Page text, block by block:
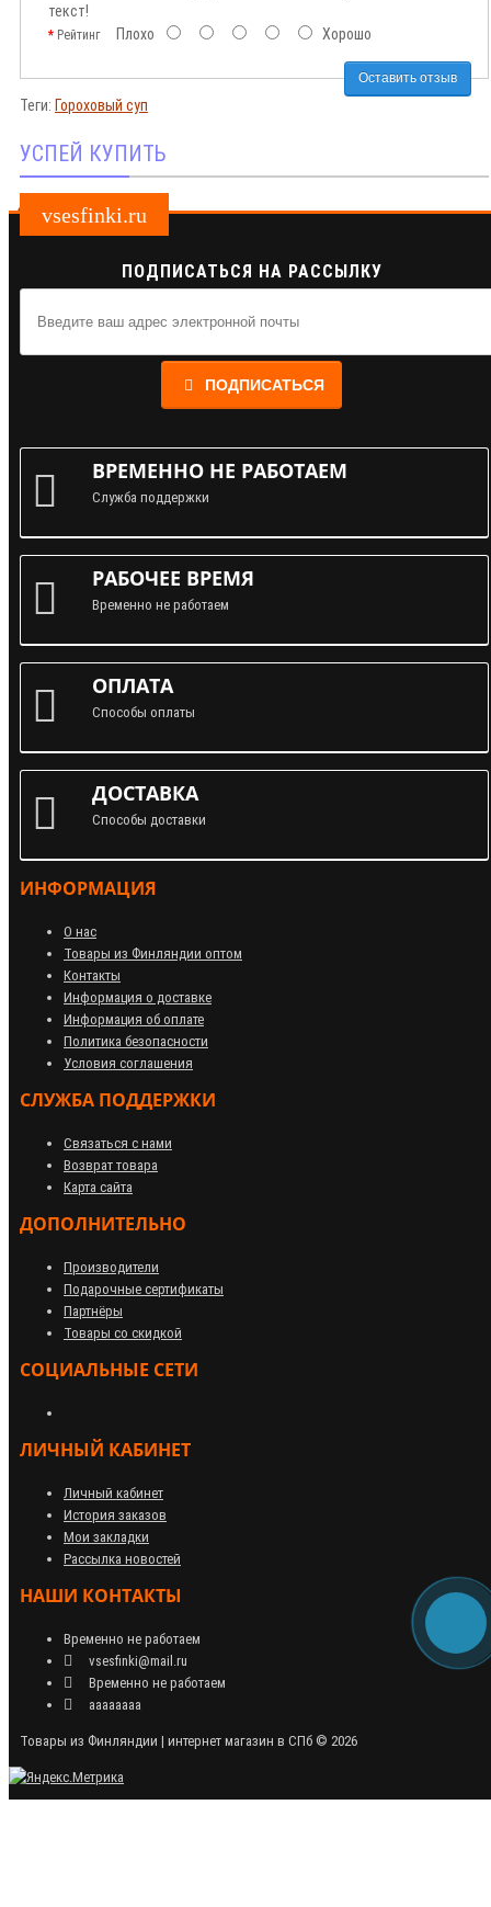
текст!
РейтингПлохо Хорошо
Оставить отзыв
Теги: Гороховый суп
УСПЕЙ КУПИТЬ
vsesfinki.ru
ПОДПИСАТЬСЯ НА РАССЫЛКУ
ПОДПИСАТЬСЯ
ВРЕМЕННО НЕ РАБОТАЕМ
Служба поддержки
РАБОЧЕЕ ВРЕМЯ
Временно не работаем
ОПЛАТА
Способы оплаты
ДОСТАВКА
Способы доставки
ИНФОРМАЦИЯ
О нас
Товары из Финляндии оптом
Контакты
Информация о доставке
Информация об оплате
Политика безопасности
Условия соглашения
СЛУЖБА ПОДДЕРЖКИ
Связаться с нами
Возврат товара
Карта сайта
ДОПОЛНИТЕЛЬНО
Производители
Подарочные сертификаты
Партнёры
Товары со скидкой
СОЦИАЛЬНЫЕ СЕТИ
ЛИЧНЫЙ КАБИНЕТ
Личный кабинет
История заказов
Мои закладки
Рассылка новостей
НАШИ КОНТАКТЫ
Временно не работаем
vsesfinki@mail.ru
Временно не работаем
аааааааа
Товары из Финляндии | интернет магазин в СПб © 2026